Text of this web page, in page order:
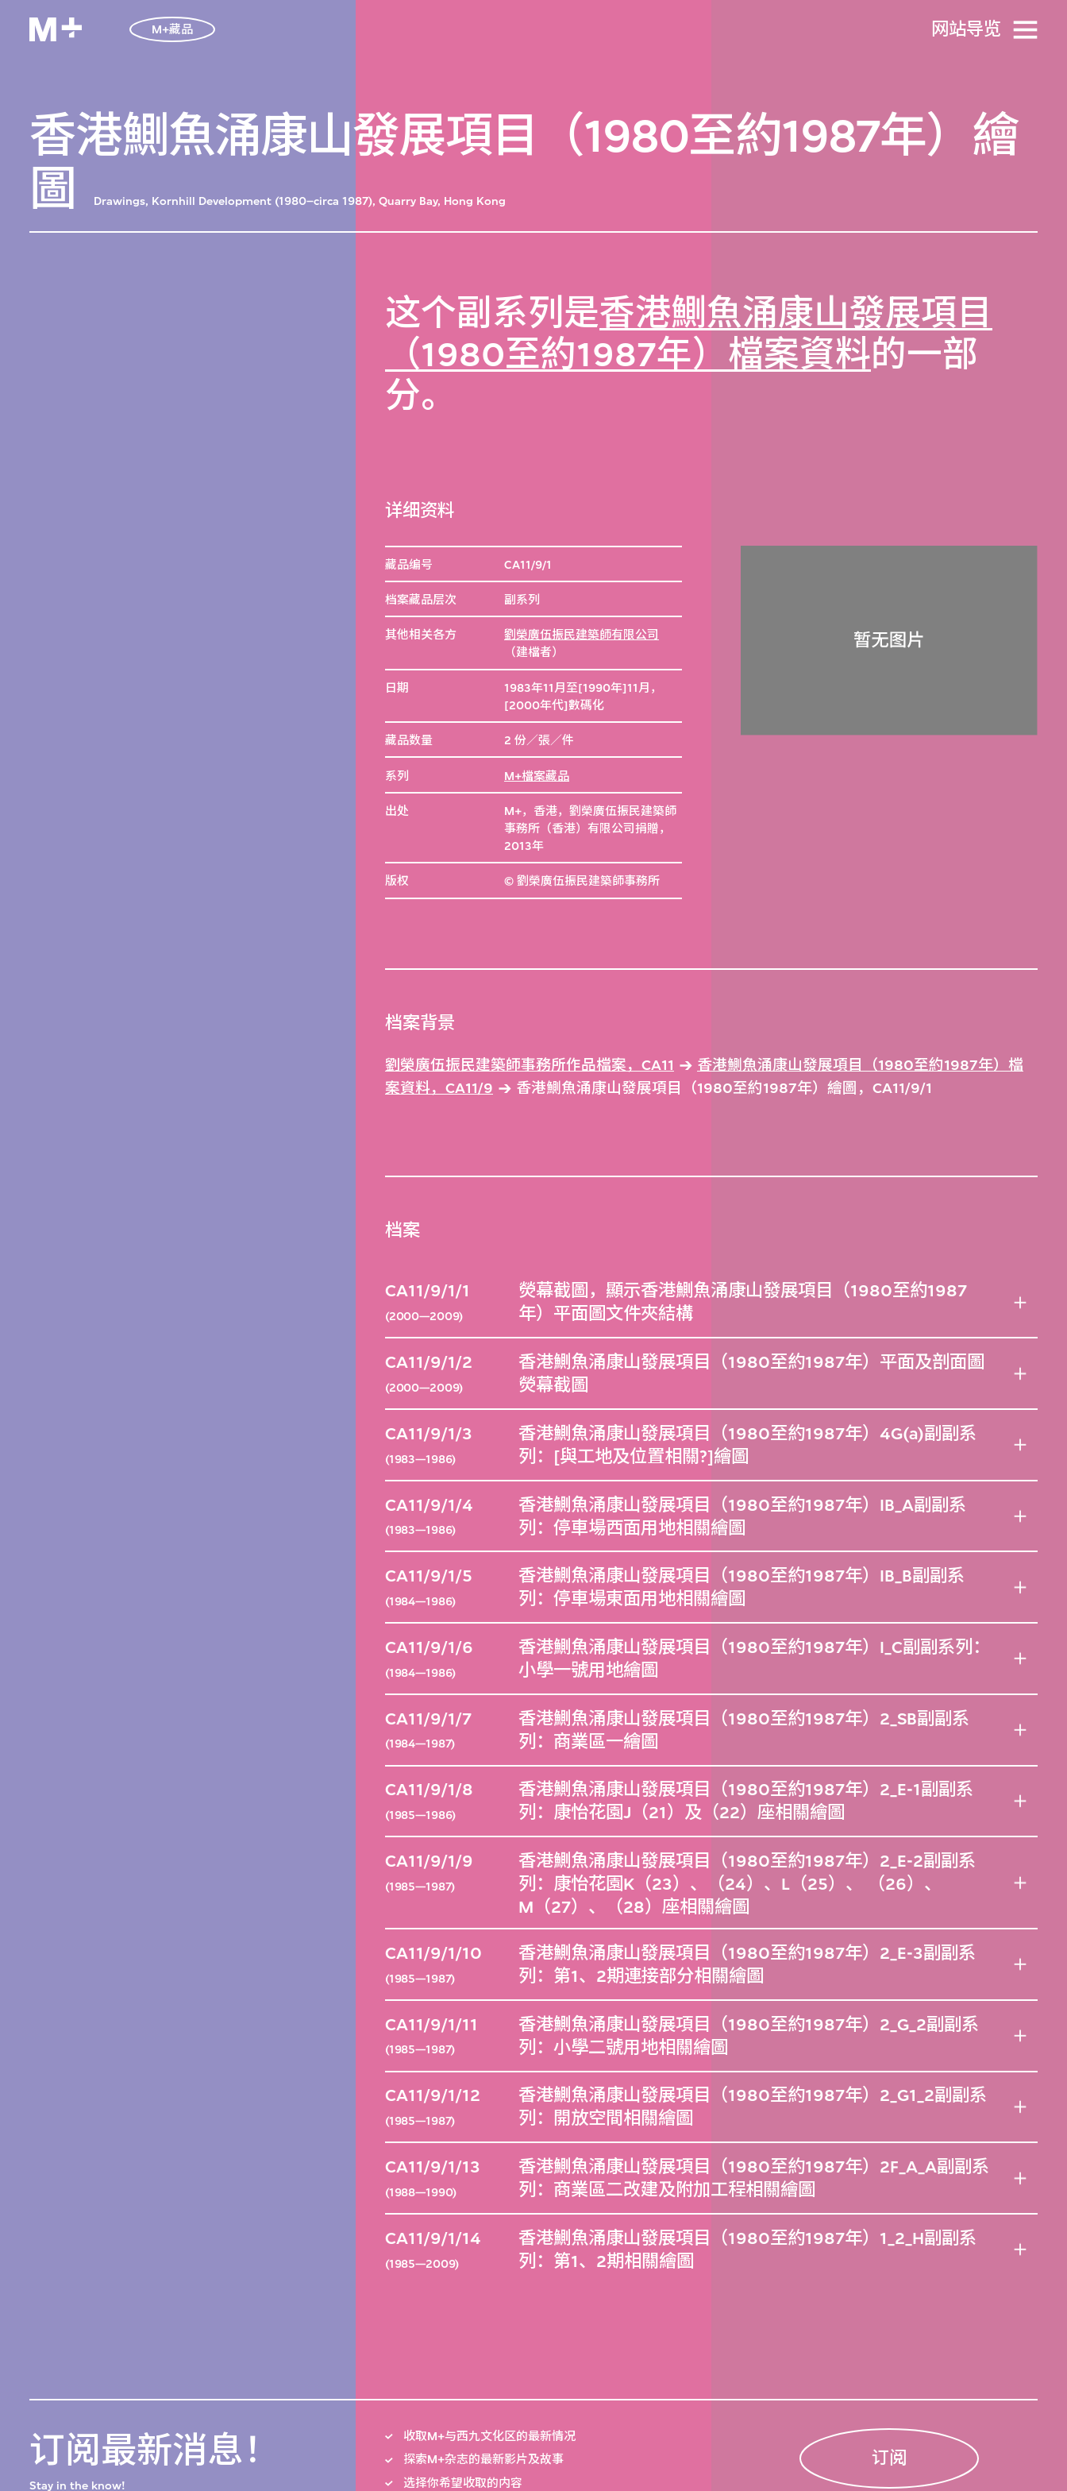
M+藏品 网站导览
香港鰂魚涌康山發展項目（1980至約1987年）繪
圖
Drawings, Kornhill Development (1980–circa 1987), Quarry Bay, Hong Kong
这个副系列是香港鰂魚涌康山發展項目
（1980至約1987年）檔案資料的一部
分。
详细资料
藏品编号 CA11/9/1
档案藏品层次 副系列
其他相关各方
劉榮廣伍振民建築師有限公司
（建檔者）
日期
1983年11月至[1990年]11月，
[2000年代]數碼化
藏品数量 2 份／張／件
系列 M+檔案藏品
出处
M+，香港，劉榮廣伍振民建築師
事務所（香港）有限公司捐贈，
2013年
版权 © 劉榮廣伍振民建築師事務所
档案背景
劉榮廣伍振民建築師事務所作品檔案，CA11
香港鰂魚涌康山發展項目（1980至約1987年）檔
案資料，CA11/9
香港鰂魚涌康山發展項目（1980至約1987年）繪圖，CA11/9/1
档案
CA11/9/1/1
(2000—2009)
熒幕截圖，顯示香港鰂魚涌康山發展項目（1980至約1987
年）平面圖文件夾結構
CA11/9/1/2
(2000—2009)
香港鰂魚涌康山發展項目（1980至約1987年）平面及剖面圖
熒幕截圖
CA11/9/1/3
(1983—1986)
香港鰂魚涌康山發展項目（1980至約1987年）4G(a)副副系
列：[與工地及位置相關?]繪圖
CA11/9/1/4
(1983—1986)
香港鰂魚涌康山發展項目（1980至約1987年）IB_A副副系
列：停車場西面用地相關繪圖
CA11/9/1/5
(1984—1986)
香港鰂魚涌康山發展項目（1980至約1987年）IB_B副副系
列：停車場東面用地相關繪圖
CA11/9/1/6
(1984—1986)
香港鰂魚涌康山發展項目（1980至約1987年）I_C副副系列：
小學一號用地繪圖
CA11/9/1/7
(1984—1987)
香港鰂魚涌康山發展項目（1980至約1987年）2_SB副副系
列：商業區一繪圖
CA11/9/1/8
(1985—1986)
香港鰂魚涌康山發展項目（1980至約1987年）2_E-1副副系
列：康怡花園J（21）及（22）座相關繪圖
CA11/9/1/9
(1985—1987)
香港鰂魚涌康山發展項目（1980至約1987年）2_E-2副副系
列：康怡花園K（23）、（24）、L（25）、 （26）、
M（27）、（28）座相關繪圖
CA11/9/1/10
(1985—1987)
香港鰂魚涌康山發展項目（1980至約1987年）2_E-3副副系
列：第1、2期連接部分相關繪圖
CA11/9/1/11
(1985—1987)
香港鰂魚涌康山發展項目（1980至約1987年）2_G_2副副系
列：小學二號用地相關繪圖
CA11/9/1/12
(1985—1987)
香港鰂魚涌康山發展項目（1980至約1987年）2_G1_2副副系
列：開放空間相關繪圖
CA11/9/1/13
(1988—1990)
香港鰂魚涌康山發展項目（1980至約1987年）2F_A_A副副系
列：商業區二改建及附加工程相關繪圖
CA11/9/1/14
(1985—2009)
香港鰂魚涌康山發展項目（1980至約1987年）1_2_H副副系
列：第1、2期相關繪圖
订阅最新消息！
Stay in the know!
收取M+与西九文化区的最新情况
探索M+杂志的最新影片及故事
选择你希望收取的内容
订阅